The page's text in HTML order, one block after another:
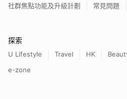
社群焦點功能及升級計劃
常見問題
探索
U Lifestyle Travel HK
e-zone